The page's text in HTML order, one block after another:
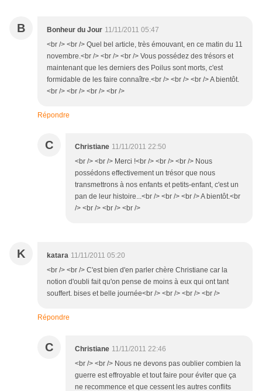
B Bonheur du Jour 11/11/2011 05:47
<br /> <br /> Quel bel article, très émouvant, en ce matin du 11
novembre.<br /> <br /> <br /> Vous possédez des trésors et
maintenant que les derniers des Poilus sont morts, c'est
formidable de les faire connaître.<br /> <br /> <br /> A bientôt.
<br /> <br /> <br /> <br />
Répondre
C Christiane 11/11/2011 22:50
<br /> <br /> Merci !<br /> <br /> <br /> Nous
possédons effectivement un trésor que nous
transmettrons à nos enfants et petits-enfant, c'est un
pan de leur histoire...<br /> <br /> <br /> A bientôt.<br
/> <br /> <br /> <br />
K katara 11/11/2011 05:20
<br /> <br /> C'est bien d'en parler chère Christiane car la
notion d'oubli fait qu'on pense de moins à eux qui ont tant
souffert. bises et belle journée<br /> <br /> <br /> <br />
Répondre
C Christiane 11/11/2011 22:46
<br /> <br /> Nous ne devons pas oublier combien la
guerre est effroyable et tout faire pour éviter que ça
ne recommence et que cessent les autres conflits